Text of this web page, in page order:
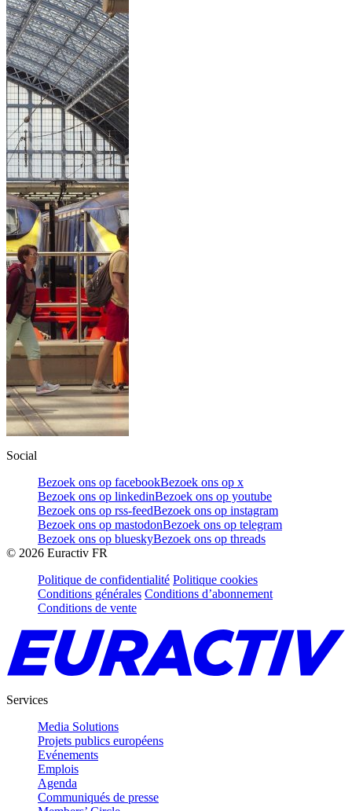
Social
Bezoek ons op facebookBezoek ons op x
Bezoek ons op linkedinBezoek ons op youtube
Bezoek ons op rss-feedBezoek ons op instagram
Bezoek ons op mastodonBezoek ons op telegram
Bezoek ons op blueskyBezoek ons op threads
© 2026 Euractiv FR
Politique de confidentialité Politique cookies
Conditions générales Conditions d’abonnement
Conditions de vente
Services
Media Solutions
Projets publics européens
Evénements
Emplois
Agenda
Communiqués de presse